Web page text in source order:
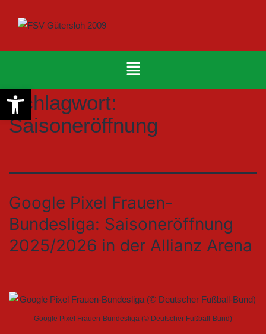
Schlagwort:
Saisoneröffnung
Google Pixel Frauen-
Bundesliga: Saisoneröffnung
2025/2026 in der Allianz Arena
Google Pixel Frauen-Bundesliga (© Deutscher Fußball-Bund)
Werkzeugleiste öffnen